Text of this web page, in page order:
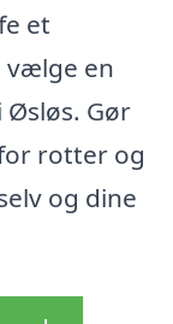
et
vælge en
Gør
rotter og
og dine